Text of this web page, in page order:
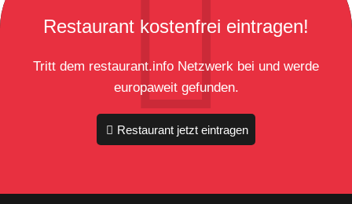
Restaurant kostenfrei eintragen!
Tritt dem restaurant.info Netzwerk bei und werde
europaweit gefunden.
Restaurant jetzt eintragen